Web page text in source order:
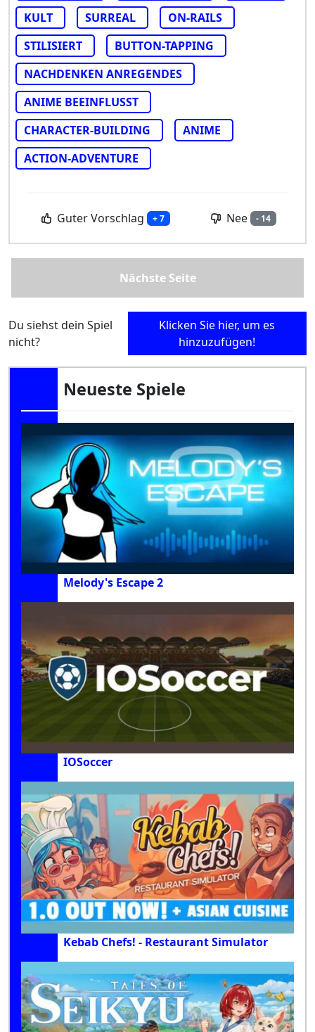
KULT SURREAL
ON-RAILS
STILISIERT
BUTTON-TAPPING
NACHDENKEN ANREGENDES
ANIME BEEINFLUSST
CHARACTER-BUILDING
ANIME
ACTION-ADVENTURE
Guter Vorschlag + 7 Nee - 14
Nächste Seite
Du siehst dein Spiel
nicht?
Klicken Sie hier, um es
hinzuzufügen!
Neueste Spiele
Melody's Escape 2
IOSoccer
Kebab Chefs! - Restaurant Simulator